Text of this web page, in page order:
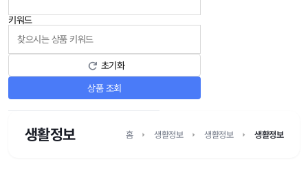
키워드
초기화
상품 조회
생활정보 홈 생활정보 생활정보 생활정보